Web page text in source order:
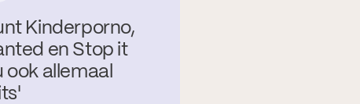
Kinderporno,
en Stop it
ook allemaal